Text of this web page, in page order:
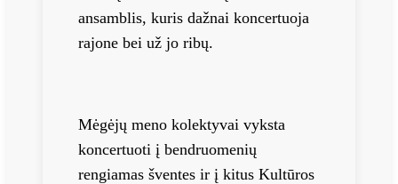
ansamblis, kuris dažnai koncertuoja
rajone bei už jo ribų.
Mėgėjų meno kolektyvai vyksta
koncertuoti į bendruomenių
rengiamas šventes ir į kitus Kultūros